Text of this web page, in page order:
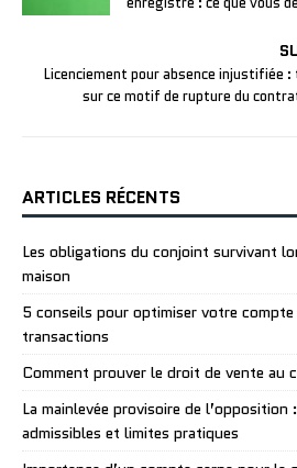
Licenciement pour absence injustifiée
sur ce motif de rupture du
ARTICLES RÉCENTS
Les obligations du conjoint survivant
maison
5 conseils pour optimiser votre
transactions
Comment prouver le droit de vente au
La mainlevée provisoire de l’opposition
admissibles et limites pratiques